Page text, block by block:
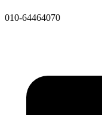
010-64464070